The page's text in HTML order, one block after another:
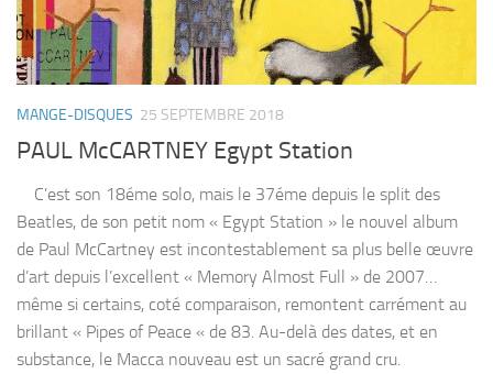
MANGE-DISQUES 25 SEPTEMBRE 2018
PAUL McCARTNEY Egypt Station
C’est son 18éme solo, mais le 37éme depuis le split des
Beatles, de son petit nom « Egypt Station » le nouvel album
de Paul McCartney est incontestablement sa plus belle œuvre
d’art depuis l’excellent « Memory Almost Full » de 2007…
même si certains, coté comparaison, remontent carrément au
brillant « Pipes of Peace « de 83. Au-delà des dates, et en
substance, le Macca nouveau est un sacré grand cru.